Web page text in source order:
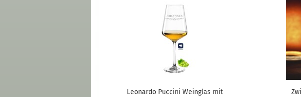
Leonardo Puccini Weinglas mit